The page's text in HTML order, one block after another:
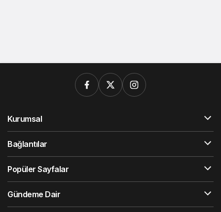
Kurumsal
Bağlantılar
Popüler Sayfalar
Gündeme Dair